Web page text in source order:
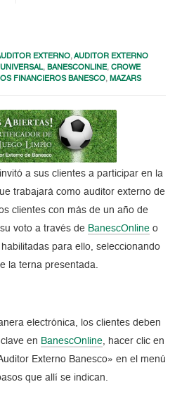
EXTERNO,AUDITOR EXTERNO
,BANESCONLINE,CROWE
FINANCIEROS BANESCO,MAZARS
invitó a sus clientes a participar en la
trabajará como auditor externo de
clientes con más de un año de
voto a través de BanescOnline o
para ello, seleccionando
la terna presentada.
electrónica, los clientes deben
en BanescOnline , hacer clic en
Externo Banesco» en el menú
que allí se indican.